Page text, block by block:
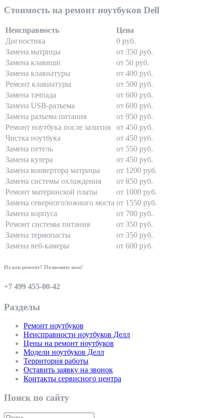
Стоимость на ремонт ноутбуков Dell
Неисправность
Цена
Дигностика
0 руб.
Замена матрицы
от 350 руб.
Замена клавиши
от 50 руб.
Замена клавиатуры
от 400 руб.
Ремонт клавиатуры
от 500 руб.
Замена тачпада
от 600 руб.
Замена USB-разъема
от 600 руб.
Замена разъема питания
от 950 руб.
Ремонт ноутбука после залития
от 450 руб.
Чистка ноутбука
от 450 руб.
Замена петель
от 550 руб.
Замена кулера
от 450 руб.
Замена конвертора матрицы
от 1200 руб.
Замена системы охлаждения
от 850 руб.
Ремонт материнской платы
от 1000 руб.
Замена северного/южного моста от 1550 руб.
Замена корпуса
от 700 руб.
Ремонт системы питания
от 350 руб.
Замена термопасты
от 350 руб.
Замена веб-камеры
от 600 руб.
Нужен ремонт? Позвоните нам!
+7 499 455-00-42
Разделы
Ремонт ноутбуков
Неисправности ноутбуков Делл
Цены на ремонт ноутбуков
Модели ноутбуков Делл
Территория работы
Оставить заявку на звонок
Контакты сервисного центра
Поиск по сайту